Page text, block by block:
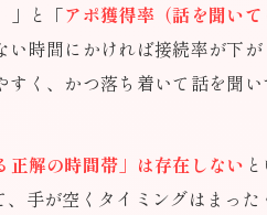
」と「アポ獲得率（話を聞いて
時間にかければ接続率が下
く、かつ落ち着いて話を聞
正解の時間帯」は存在しない
が空くタイミングはまった